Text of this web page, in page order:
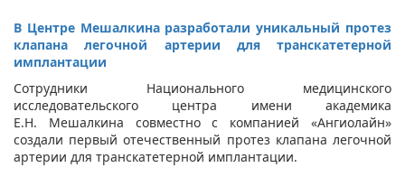
В Центре Мешалкина разработали уникальный протез
клапана легочной артерии для транскатетерной
имплантации
Сотрудники Национального медицинского
исследовательского центра имени академика
Е.Н. Мешалкина совместно с компанией «Ангиолайн»
создали первый отечественный протез клапана легочной
артерии для транскатетерной имплантации.